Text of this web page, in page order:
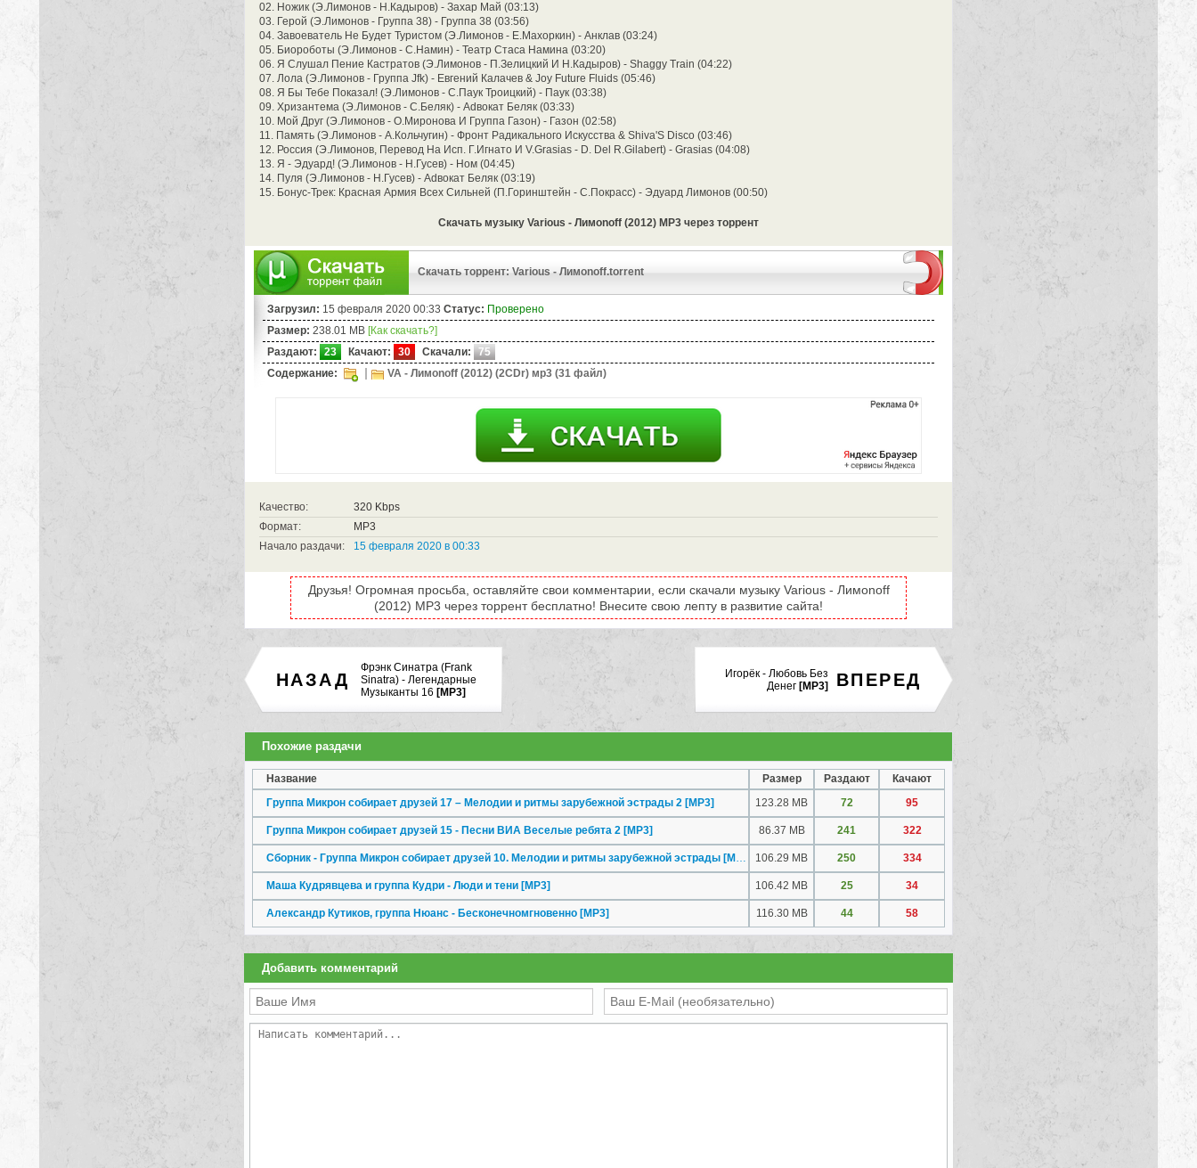
02. Ножик (Э.Лимонов - Н.Кадыров) - Захар Май (03:13)
03. Герой (Э.Лимонов - Группа 38) - Группа 38 (03:56)
04. Завоеватель Не Будет Туристом (Э.Лимонов - Е.Махоркин) - Анклав (03:24)
05. Биороботы (Э.Лимонов - С.Намин) - Театр Стаса Намина (03:20)
06. Я Слушал Пение Кастратов (Э.Лимонов - П.Зелицкий И Н.Кадыров) - Shaggy Train (04:22)
07. Лола (Э.Лимонов - Группа Jfk) - Евгений Калачев & Joy Future Fluids (05:46)
08. Я Бы Тебе Показал! (Э.Лимонов - С.Паук Троицкий) - Паук (03:38)
09. Хризантема (Э.Лимонов - С.Беляк) - Аdвокат Беляк (03:33)
10. Мой Друг (Э.Лимонов - О.Миронова И Группа Газон) - Газон (02:58)
11. Память (Э.Лимонов - А.Кольчугин) - Фронт Радикального Искусства & Shiva'S Disсо (03:46)
12. Россия (Э.Лимонов, Перевод На Исп. Г.Игнато И V.Grasias - D. Del R.Gilabert) - Grasias (04:08)
13. Я - Эдуард! (Э.Лимонов - Н.Гусев) - Ном (04:45)
14. Пуля (Э.Лимонов - Н.Гусев) - Аdвокат Беляк (03:19)
15. Бонус-Трек: Красная Армия Всех Сильней (П.Горинштейн - С.Покрасс) - Эдуард Лимонов (00:50)
Скачать музыку Various - Лимonoff (2012) MP3 через торрент
Скачать торрент: Various - Лимonoff.torrent
Загрузил: 15 февраля 2020 00:33 Статус: Проверено
Размер: 238.01 MB [Как скачать?]
Раздают:
23 Качают: 30 Скачали:
75
Содержание:
VA - Лимonoff (2012) (2CDr) мр3 (31 файл)
Качество:
320 Kbps
Формат:
MP3
Начало раздачи:
15 февраля 2020 в 00:33
Друзья! Огромная просьба, оставляйте свои комментарии, если скачали музыку Various - Лимonoff
(2012) MP3 через торрент бесплатно! Внесите свою лепту в развитие сайта!
НАЗАД
Фрэнк Синатра (Frank
Sinatra) - Легендарные
Музыканты 16 [MP3]
ВПЕРЕД
Игорёк - Любовь Без
Денег [MP3]
Похожие раздачи
Название Размер Раздают
Качают
Группа Микрон собирает друзей 17 – Мелодии и ритмы зарубежной эстрады 2 [MP3] 123.28 MB 72 95
Группа Микрон собирает друзей 15 - Песни ВИА Веселые ребята 2 [MP3] 86.37 MB 241 322
Сборник - Группа Микрон собирает друзей 10. Мелодии и ритмы зарубежной эстрады [MP3] 106.29 MB 250 334
Маша Кудрявцева и группа Кудри - Люди и тени [MP3] 106.42 MB 25 34
Александр Кутиков, группа Нюанс - Бесконечномгновенно [MP3] 116.30 MB 44 58
Добавить комментарий